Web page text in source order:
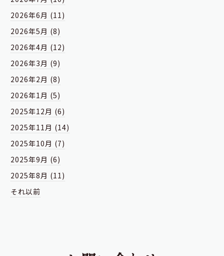
2026年6月 (11)
2026年5月 (8)
2026年4月 (12)
2026年3月 (9)
2026年2月 (8)
2026年1月 (5)
2025年12月 (6)
2025年11月 (14)
2025年10月 (7)
2025年9月 (6)
2025年8月 (11)
それ以前